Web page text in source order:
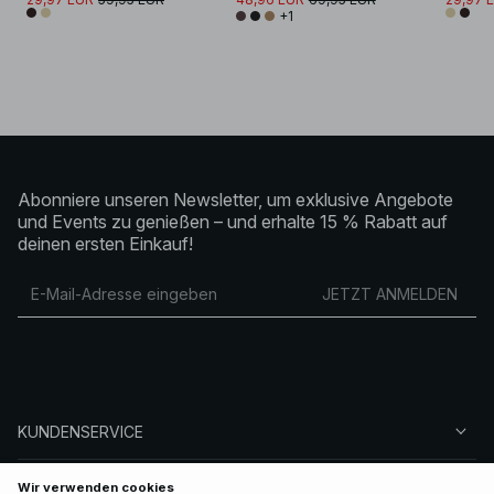
+1
Abonniere unseren Newsletter, um exklusive Angebote
und Events zu genießen – und erhalte 15 % Rabatt auf
deinen ersten Einkauf!
JETZT ANMELDEN
KUNDENSERVICE
ÜBER NA-KD